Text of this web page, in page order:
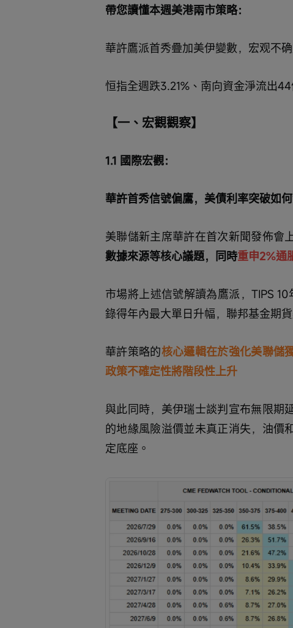
帶您讀懂本週美港兩市策略：
華許鷹派首秀疊加美伊變數，宏观不
恒指全週跌3.21%、南向資金淨流出
【一、宏觀觀察】
1.1 國際宏觀：
華許首秀信號偏鷹，美債利率突破如何
美聯儲新主席華許在首次新聞發佈會
數據來源等核心議題，同時重申2%通
市場將上述信號解讀為鷹派，TIPS
錄得年內最大單日升幅，聯邦基金期
華許策略的核心邏輯在於強化美聯儲
政策不確定性將階段性上升
與此同時，美伊瑞士談判宣布無限期
的地緣風險溢價並未真正消失，油價
定底座。